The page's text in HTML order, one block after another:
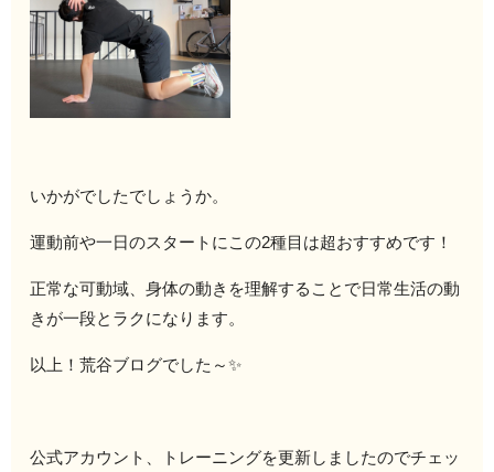
いかがでしたでしょうか。
運動前や一日のスタートにこの2種目は超おすすめです！
正常な可動域、身体の動きを理解することで日常生活の動
きが一段とラクになります。
以上！荒谷ブログでした～✨
公式アカウント、トレーニングを更新しましたのでチェッ